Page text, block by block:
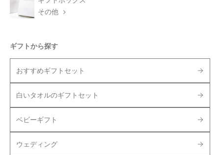
その他
ギフトから探す
おすすめギフトセット
白いタオルのギフトセット
ベビーギフト
ウェディング